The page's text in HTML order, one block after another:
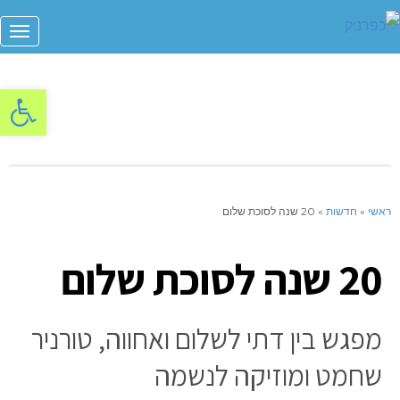
ראשי » חדשות » 20 שנה לסוכת שלום
20 שנה לסוכת שלום
מפגש בין דתי לשלום ואחווה, טורניר
שחמט ומוזיקה לנשמה
פתח